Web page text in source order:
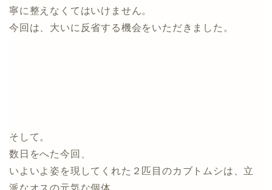
寧に整えなくてはいけません。
今回は、大いに反省する機会をいただきました。
そして。
数日をへた今回、
いよいよ姿を現してくれた２匹目のカブトムシは、立
派なオスの元気な個体。